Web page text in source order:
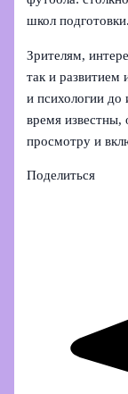
школ подготовки.
Зрителям,
так и развитием
и психологии до
время известны,
просмотру и
Поделиться